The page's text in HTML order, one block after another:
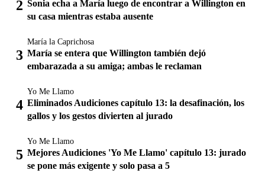
Sonia echa a María luego de encontrar a Willington en
su casa mientras estaba ausente
María la Caprichosa
María se entera que Willington también dejó
embarazada a su amiga; ambas le reclaman
Yo Me Llamo
Eliminados Audiciones capítulo 13: la desafinación, los
gallos y los gestos divierten al jurado
Yo Me Llamo
Mejores Audiciones 'Yo Me Llamo' capítulo 13: jurado
se pone más exigente y solo pasa a 5